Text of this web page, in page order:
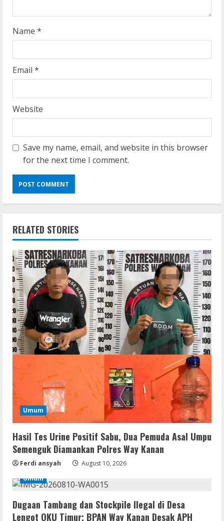
g
Name *
Email *
Website
Save my name, email, and website in this browser
for the next time I comment.
RELATED STORIES
Umum
Hasil Tes Urine Positif Sabu, Dua Pemuda Asal Umpu
Semenguk Diamankan Polres Way Kanan
Ferdi ansyah
August 10, 2026
Umum
Dugaan Tambang dan Stockpile Ilegal di Desa
Lengot OKU Timur; BPAN Way Kanan Desak APH
2
Umum
Hasil Tes Urine Positif Sabu, Dua
Pemuda Asal Umpu Semenguk
Diamankan Polres Way Kanan
August 10, 2026
3
Umum
Dugaan Tambang dan Stockpile Ilegal di
Desa Lengot OKU Timur; BPAN Way
Kanan Desak APH Tindak Tegas Sesuai
UU Minerba
Img
Office 2019 Pro Plus AIO Massgrave No
Internet Required P2P release